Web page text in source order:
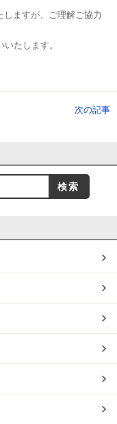
ますが、ご理解ご協力
たします。
次の記事